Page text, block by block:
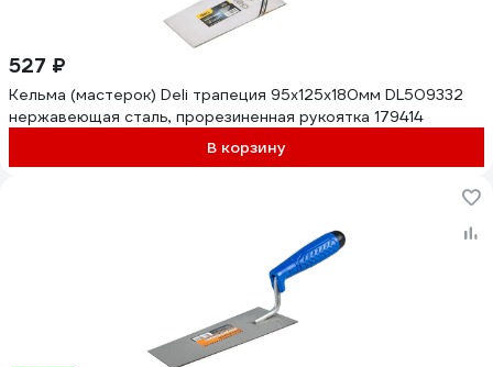
527 ₽
Кельма (мастерок) Deli трапеция 95x125x180мм DL509332
нержавеющая сталь, прорезиненная рукоятка 179414
В корзину